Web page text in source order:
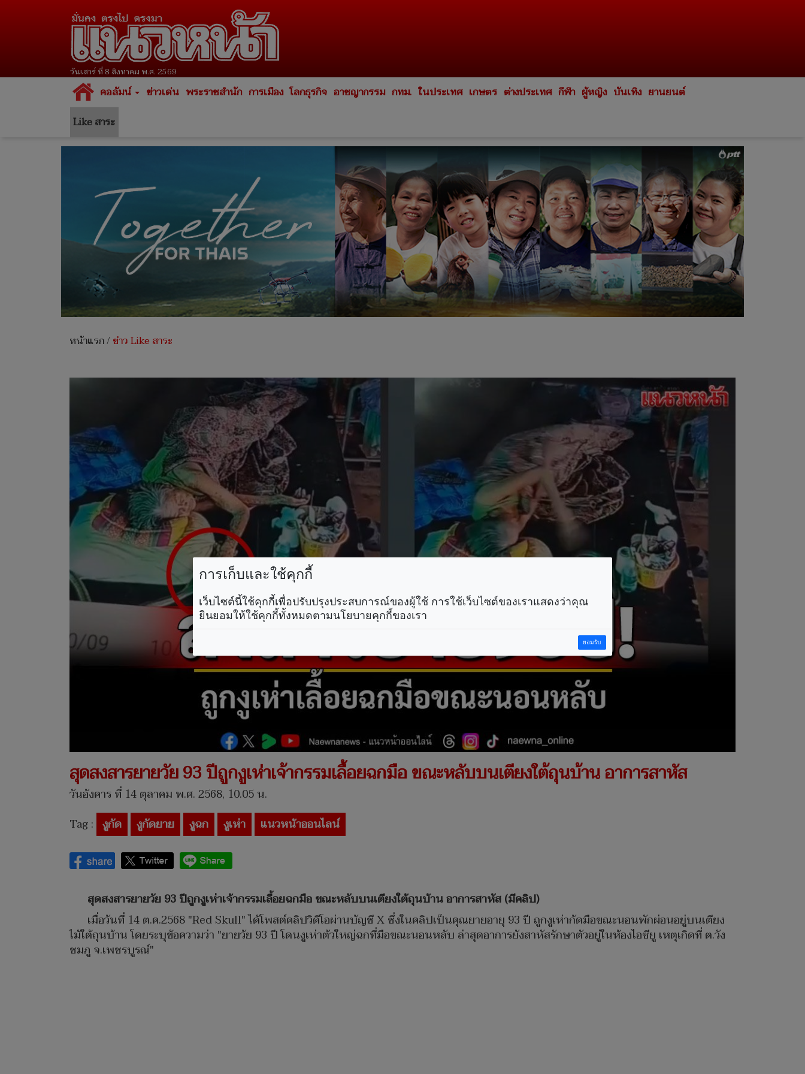
วันเสาร์ ที่ 8 สิงหาคม พ.ศ. 2569
คอลัมน์ ข่าวเด่น พระราชสำนัก การเมือง โลกธุรกิจ อาชญากรรม กทม. ในประเทศ เกษตร ต่างประเทศ กีฬา ผู้หญิง บันเทิง ยานยนต์
Like สาระ
หน้าแรก/ข่าว Like สาระ
สุดสงสารยายวัย 93 ปีถูกงูเห่าเจ้ากรรมเลื้อยฉกมือ ขณะหลับบนเตียงใต้ถุนบ้าน อาการสาหัส
วันอังคาร ที่ 14 ตุลาคม พ.ศ. 2568, 10.05 น.
Tag : งูกัด งูกัดยาย งูฉก งูเห่า แนวหน้าออนไลน์
สุดสงสารยายวัย 93 ปีถูกงูเห่าเจ้ากรรมเลื้อยฉกมือ ขณะหลับบนเตียงใต้ถุนบ้าน อาการสาหัส (มีคลิป)
เมื่อวันที่ 14 ต.ค.2568 "Red Skull" ได้โพสต์คลิปวิดีโอผ่านบัญชี X ซึ่งในคลิปเป็นคุณยายอายุ 93 ปี ถูกงูเห่ากัดมือขณะนอนพักผ่อนอยู่บนเตียง
ไม้ใต้ถุนบ้าน โดยระบุข้อความว่า "ยายวัย 93 ปี โดนงูเห่าตัวใหญ่ฉกที่มือขณะนอนหลับ ล่าสุดอาการยังสาหัสรักษาตัวอยู่ในห้องไอซียู เหตุเกิดที่ ต.วัง
ชมภู จ.เพชรบูรณ์"
การเก็บและใช้คุกกี้
เว็บไซต์นี้ใช้คุกกี้เพื่อปรับปรุงประสบการณ์ของผู้ใช้ การใช้เว็บไซต์ของเราแสดงว่าคุณ
ยินยอมให้ใช้คุกกี้ทั้งหมดตามนโยบายคุกกี้ของเรา
ยอมรับ